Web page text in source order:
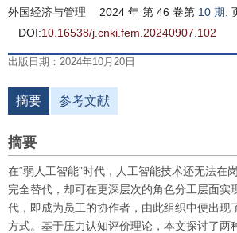
外国经济与管理 2024 年 第 46 卷第 10 期 ,
DOI:10.16538/j.cnki.fem.20240907.102
出版日期：2024年10月20日
摘要 参考文献
摘要
在“弱人工智能”时代，人工智能技术还无法在
完全替代，却可在更深层次的角色分工层面实
代，即成为员工的协作者，由此组织中便出现
方式。基于压力认知评价理论，本文探讨了两